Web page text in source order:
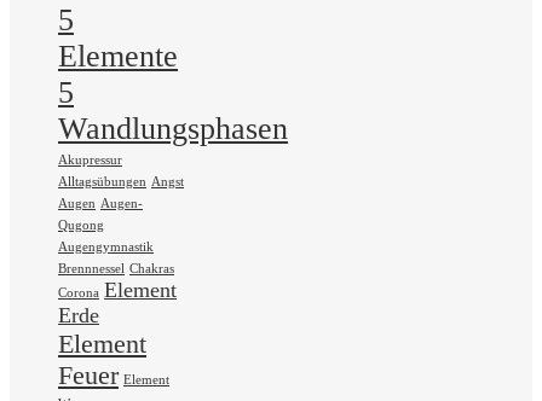
5
Elemente
5
Wandlungsphasen
Akupressur
Alltagsübungen Angst
Augen Augen-
Qugong
Augengymnastik
Brennnessel Chakras
Corona Element
Erde
Element
Feuer Element